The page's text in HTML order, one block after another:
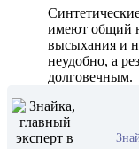
имеют общий
высыхания и
неудобно, а
долговечным.